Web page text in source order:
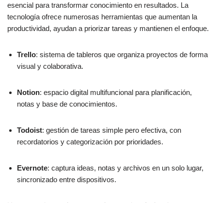
esencial para transformar conocimiento en resultados. La
tecnología ofrece numerosas herramientas que aumentan la
productividad, ayudan a priorizar tareas y mantienen el enfoque.
Trello: sistema de tableros que organiza proyectos de forma
visual y colaborativa.
Notion: espacio digital multifuncional para planificación,
notas y base de conocimientos.
Todoist: gestión de tareas simple pero efectiva, con
recordatorios y categorización por prioridades.
Evernote: captura ideas, notas y archivos en un solo lugar,
sincronizado entre dispositivos.